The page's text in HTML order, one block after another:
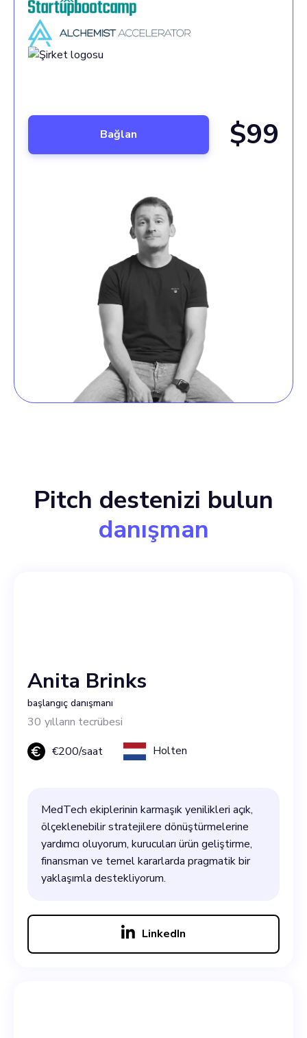
Bağlan $99
Pitch destenizi bulun
danışman
Anita Brinks
başlangıç danışmanı
30 yılların tecrübesi
€200/saat Holten
MedTech ekiplerinin karmaşık yenilikleri açık,
ölçeklenebilir stratejilere dönüştürmelerine
yardımcı oluyorum, kurucuları ürün geliştirme,
finansman ve temel kararlarda pragmatik bir
yaklaşımla destekliyorum.
LinkedIn